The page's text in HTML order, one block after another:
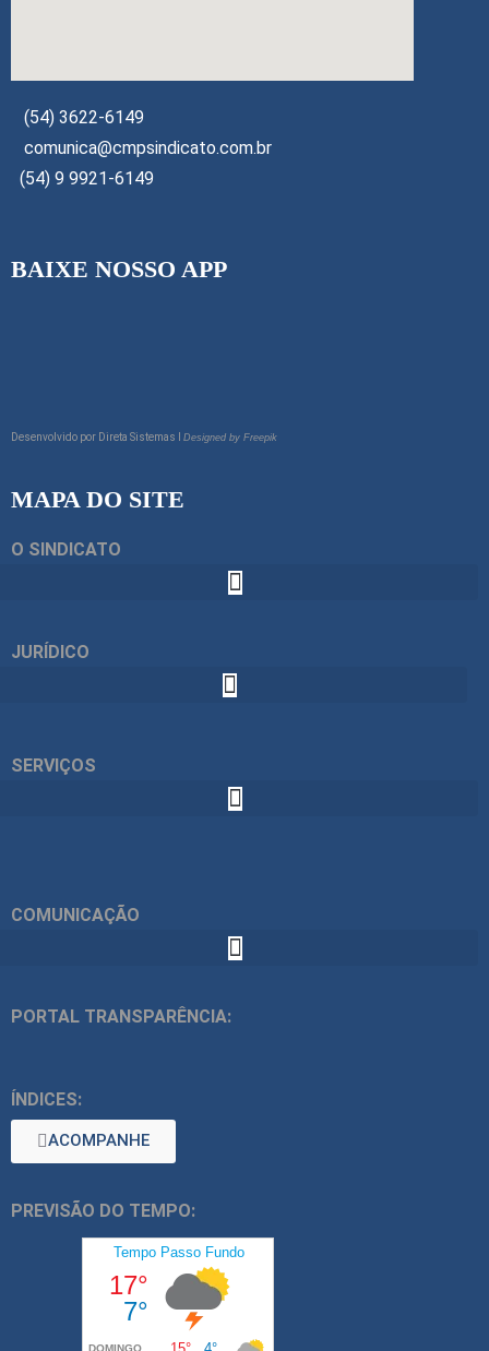
(54) 3622-6149
comunica@cmpsindicato.com.br
(54) 9 9921-6149
BAIXE NOSSO APP
Desenvolvido por Direta Sistemas I Designed by Freepik
MAPA DO SITE
O SINDICATO
JURÍDICO
SERVIÇOS
COMUNICAÇÃO
PORTAL TRANSPARÊNCIA:
ÍNDICES:
ACOMPANHE
PREVISÃO DO TEMPO: